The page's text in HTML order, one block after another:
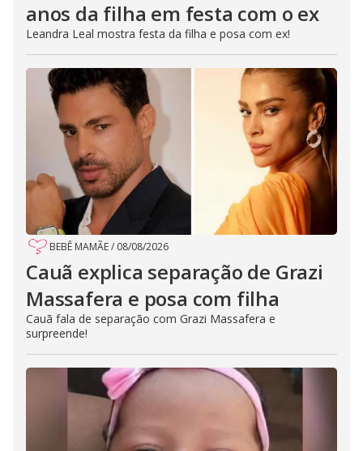
anos da filha em festa com o ex
Leandra Leal mostra festa da filha e posa com ex!
BEBÊ MAMÃE/ 08/08/2026
Cauã explica separação de Grazi
Massafera e posa com filha
Cauã fala de separação com Grazi Massafera e
surpreende!